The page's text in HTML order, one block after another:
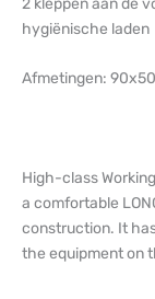
hygiënische laden
Afmetingen:
High-class
a comfortable
construction. It
the equipment on